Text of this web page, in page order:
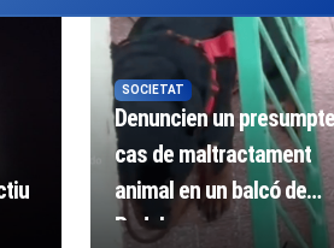
SOCIETAT
Denuncien un presumpte
cas de maltractament
animal en un balcó de
Badalona